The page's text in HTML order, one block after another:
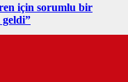
için sorumlu bir
geldi”